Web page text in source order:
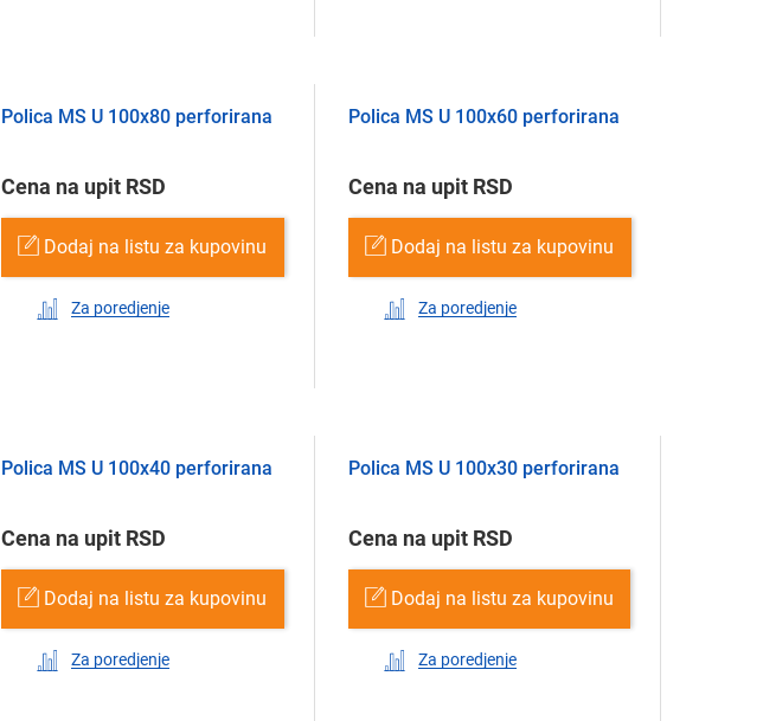
Polica MS U 100х80 perforirana
Cena na upit RSD
Dodaj na listu za kupovinu
Za poredjenje
Polica MS U 100х60 perforirana
Cena na upit RSD
Dodaj na listu za kupovinu
Za poredjenje
Polica MS U 100х40 perforirana
Cena na upit RSD
Dodaj na listu za kupovinu
Za poredjenje
Polica MS U 100х30 perforirana
Cena na upit RSD
Dodaj na listu za kupovinu
Za poredjenje